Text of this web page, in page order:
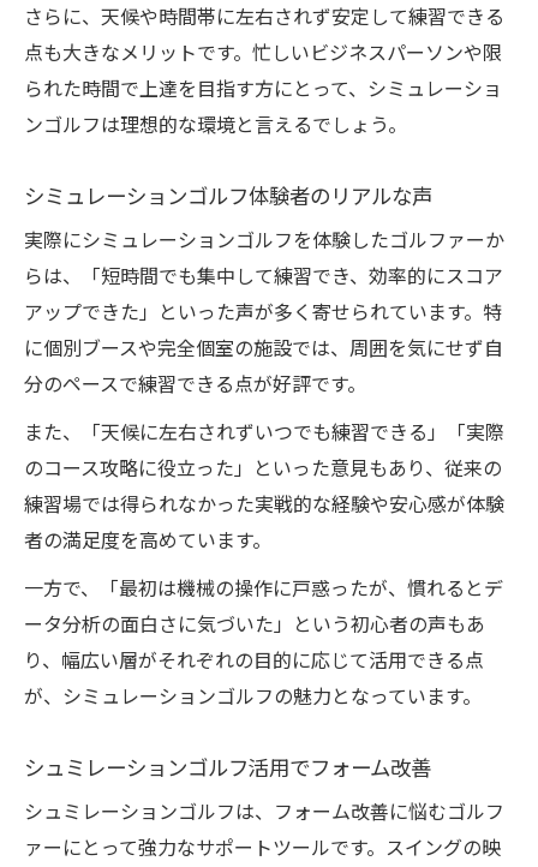
さらに、天候や時間帯に左右されず安定して練習できる
点も大きなメリットです。忙しいビジネスパーソンや限
られた時間で上達を目指す方にとって、シミュレーショ
ンゴルフは理想的な環境と言えるでしょう。
シミュレーションゴルフ体験者のリアルな声
実際にシミュレーションゴルフを体験したゴルファーか
らは、「短時間でも集中して練習でき、効率的にスコア
アップできた」といった声が多く寄せられています。特
に個別ブースや完全個室の施設では、周囲を気にせず自
分のペースで練習できる点が好評です。
また、「天候に左右されずいつでも練習できる」「実際
のコース攻略に役立った」といった意見もあり、従来の
練習場では得られなかった実戦的な経験や安心感が体験
者の満足度を高めています。
一方で、「最初は機械の操作に戸惑ったが、慣れるとデ
ータ分析の面白さに気づいた」という初心者の声もあ
り、幅広い層がそれぞれの目的に応じて活用できる点
が、シミュレーションゴルフの魅力となっています。
シュミレーションゴルフ活用でフォーム改善
シュミレーションゴルフは、フォーム改善に悩むゴルフ
ァーにとって強力なサポートツールです。スイングの映